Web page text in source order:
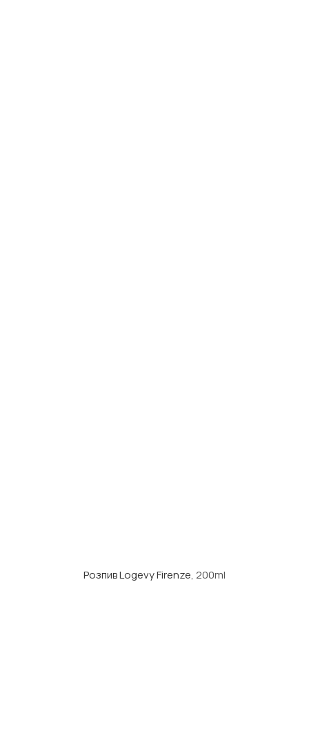
Розпив Logevy Firenze, 200ml